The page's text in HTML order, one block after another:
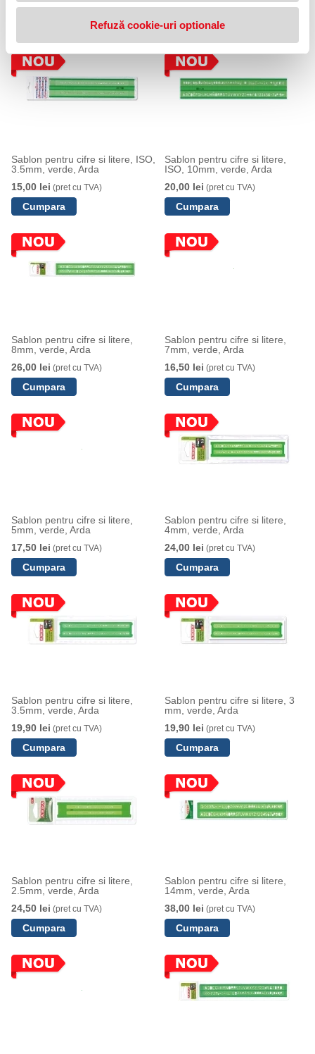
Refuză cookie-uri optionale
16,00 lei(pret cu TVA)
16,00 lei(pret cu TVA)
Sablon pentru cifre si litere, ISO,
3.5mm, verde, Arda
15,00 lei (pret cu TVA)
Sablon pentru cifre si litere,
ISO, 10mm, verde, Arda
20,00 lei (pret cu TVA)
Sablon pentru cifre si litere,
8mm, verde, Arda
26,00 lei (pret cu TVA)
Sablon pentru cifre si litere,
7mm, verde, Arda
16,50 lei (pret cu TVA)
Sablon pentru cifre si litere,
5mm, verde, Arda
17,50 lei (pret cu TVA)
Sablon pentru cifre si litere,
4mm, verde, Arda
24,00 lei (pret cu TVA)
Sablon pentru cifre si litere,
3.5mm, verde, Arda
19,90 lei (pret cu TVA)
Sablon pentru cifre si litere, 3
mm, verde, Arda
19,90 lei (pret cu TVA)
Sablon pentru cifre si litere,
2.5mm, verde, Arda
24,50 lei (pret cu TVA)
Sablon pentru cifre si litere,
14mm, verde, Arda
38,00 lei (pret cu TVA)